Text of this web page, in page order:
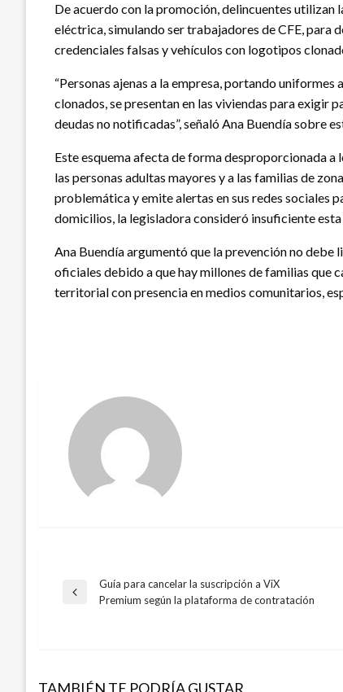
De acuerdo con la promoción, delincuentes
eléctrica, simulando ser trabajadores de CFE, para
credenciales falsas y vehículos con logotipos
“Personas ajenas a la empresa, portando
clonados, se presentan en las viviendas para exigir
deudas no notificadas”, señaló Ana Buendía sobre
Este esquema afecta de forma desproporcionada
las personas adultas mayores y a las familias de
problemática y emite alertas en sus redes sociales
domicilios, la legisladora consideró insuficiente
Ana Buendía argumentó que la prevención no debe
oficiales debido a que hay millones de familias que
territorial con presencia en medios comunitarios,
Navegación
Entrada
Guía para cancelar la suscripción a ViX
Premium según la plataforma de contratación
TAMBIÉN TE PODRÍA GUSTAR